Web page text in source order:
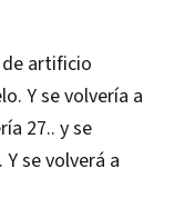
de artificio
Y se volvería a
27.. y se
se volverá a